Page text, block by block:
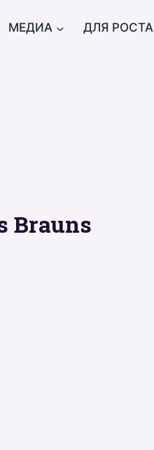
МЕДИА ДЛЯ РОСТА
Brauns